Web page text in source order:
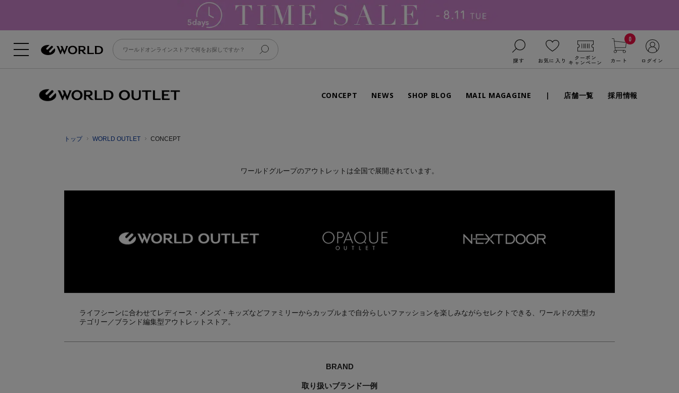
探す お気に入り クーポン
キャンペーン
0
カート ログイン
CONCEPT NEWS SHOP BLOG MAIL MAGAGINE | 店舗一覧 採用情報
トップ WORLD OUTLET CONCEPT
ワールドグループのアウトレットは全国で展開されています。
ライフシーンに合わせてレディース・メンズ・キッズなどファミリーからカップルまで自分らしいファッションを楽しみながらセレクトできる、ワールドの大型カ
テゴリー／ブランド編集型アウトレットストア。
BRAND
取り扱いブランド一例